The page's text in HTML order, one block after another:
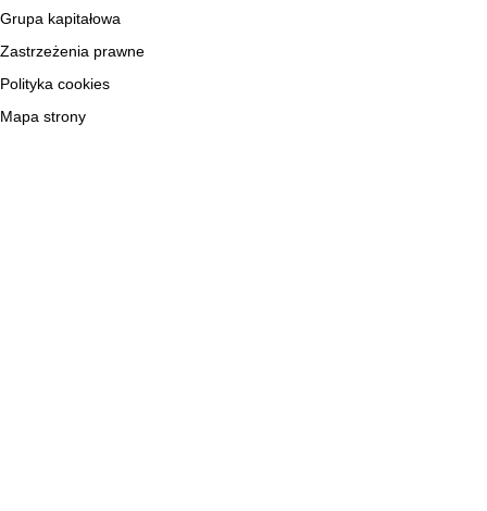
Grupa kapitałowa
Zastrzeżenia prawne
Polityka cookies
Mapa strony